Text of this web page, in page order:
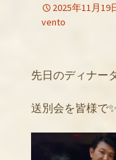
2025年11月19
vento
先日のディナー
送別会を皆様で